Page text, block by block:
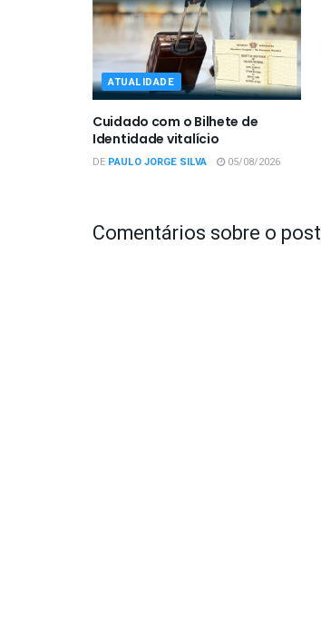
ATUALIDADE
Cuidado com o Bilhete de
Identidade vitalício
DE PAULO JORGE SILVA 05/08/2026
Comentários sobre o post